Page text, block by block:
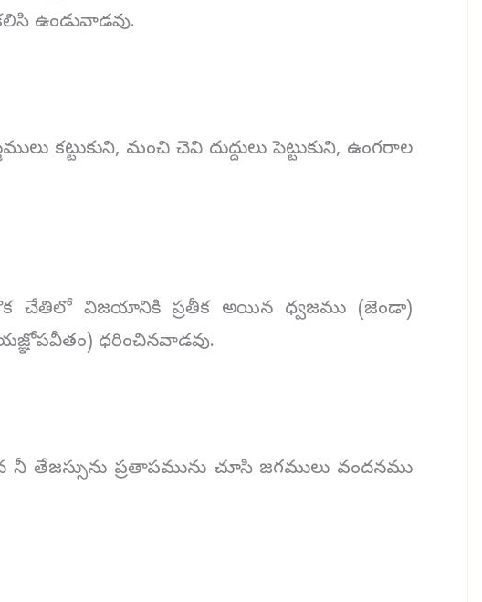
ఉండువాడవు.
కట్టుకుని, మంచి చెవి దుద్దులు పెట్టుకుని, ఉంగరాల
చేతిలో విజయానికి ప్రతీక అయిన ధ్వజము (జెండా)
ధరించినవాడవు.
నీ తేజస్సును ప్రతాపమును చూసి జగములు వందనము